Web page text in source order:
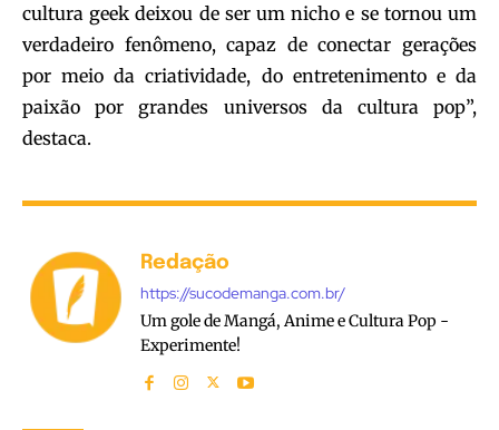
cultura geek deixou de ser um nicho e se tornou um
verdadeiro fenômeno, capaz de conectar gerações
por meio da criatividade, do entretenimento e da
paixão por grandes universos da cultura pop”,
destaca.
Redação
https://sucodemanga.com.br/
Um gole de Mangá, Anime e Cultura Pop -
Experimente!